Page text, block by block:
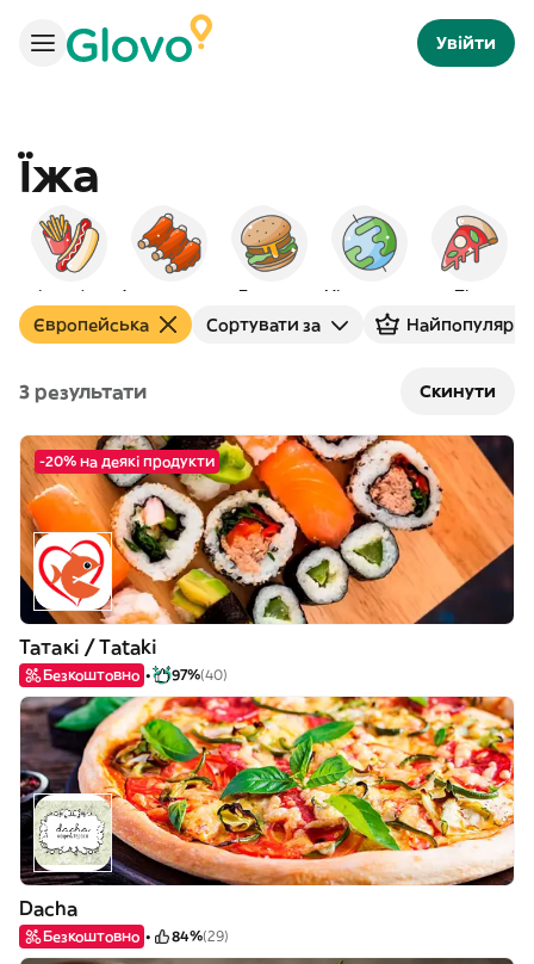
Увійти
Їжа
Фаст-фуд Бургери Міжнародна Піца
Європейська Сортувати за
3 результати Скинути
-20% на деякі продукти
Татакі / Tataki
Безкоштовно 97%(40)
Dacha
Безкоштовно 84%(29)